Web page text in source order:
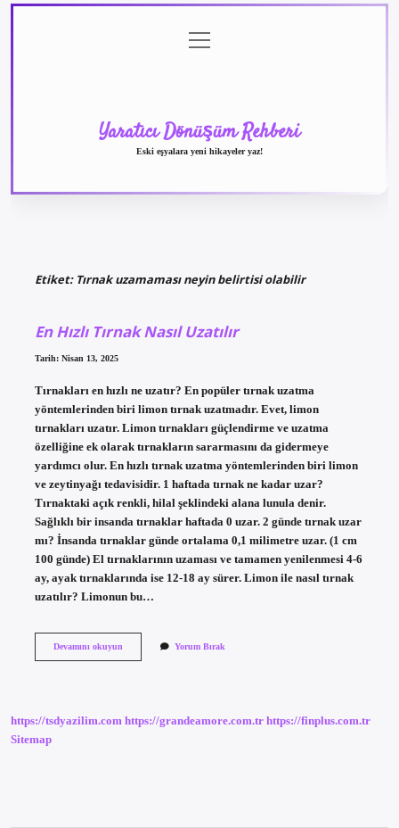
menüyü
aç
Yaratıcı Dönüşüm Rehberi
Eski eşyalara yeni hikayeler yaz!
Etiket: Tırnak uzamaması neyin belirtisi olabilir
En Hızlı Tırnak Nasıl Uzatılır
Tarih: Nisan 13, 2025
Tırnakları en hızlı ne uzatır? En popüler tırnak uzatma
yöntemlerinden biri limon tırnak uzatmadır. Evet, limon
tırnakları uzatır. Limon tırnakları güçlendirme ve uzatma
özelliğine ek olarak tırnakların sararmasını da gidermeye
yardımcı olur. En hızlı tırnak uzatma yöntemlerinden biri limon
ve zeytinyağı tedavisidir. 1 haftada tırnak ne kadar uzar?
Tırnaktaki açık renkli, hilal şeklindeki alana lunula denir.
Sağlıklı bir insanda tırnaklar haftada 0 uzar. 2 günde tırnak uzar
mı? İnsanda tırnaklar günde ortalama 0,1 milimetre uzar. (1 cm
100 günde) El tırnaklarının uzaması ve tamamen yenilenmesi 4-6
ay, ayak tırnaklarında ise 12-18 ay sürer. Limon ile nasıl tırnak
uzatılır? Limonun bu…
Devamını okuyunEn
Yorum Bırak
https://tsdyazilim.com https://grandeamore.com.tr https://finplus.com.tr
Sitemap